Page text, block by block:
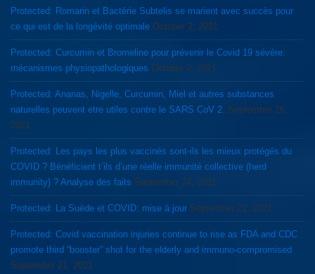
Protected: Romarin et Bactérie Subtelis se marient avec succès pour
ce qui est de la longévité optimale October 2, 2021
Protected: Curcumin et Bromeline pour prévenir le Covid 19 sévère:
mécanismes physiopathologiques October 2, 2021
Protected: Ananas, Nigelle, Curcumin, Miel et autres substances
naturelles peuvent etre utiles contre le SARS CoV 2. September 26,
2021
Protected: Les pays les plus vaccinés sont-ils les mieux protégés du
COVID ? Bénéficient t’ils d’une réelle immunité collective (herd
immunity) ? Analyse des faits September 24, 2021
Protected: La Suède et COVID: mise à jour September 21, 2021
Protected: Covid vaccination injuries continue to rise as FDA and CDC
promote third “booster” shot for the elderly and immuno-compromised
September 21, 2021